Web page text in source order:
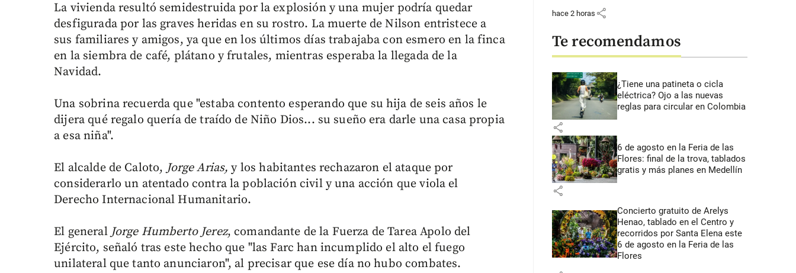
La vivienda resultó semidestruida por la explosión y una mujer podría quedar
desfigurada por las graves heridas en su rostro. La muerte de Nilson entristece a
sus familiares y amigos, ya que en los últimos días trabajaba con esmero en la finca
en la siembra de café, plátano y frutales, mientras esperaba la llegada de la
Navidad.
Una sobrina recuerda que "estaba contento esperando que su hija de seis años le
dijera qué regalo quería de traído de Niño Dios... su sueño era darle una casa propia
a esa niña".
El alcalde de Caloto,Jorge Arias,y los habitantes rechazaron el ataque por
considerarlo un atentado contra la población civil y una acción que viola el
Derecho Internacional Humanitario.
El generalJorge Humberto Jerez, comandante de la Fuerza de Tarea Apolo del
Ejército, señaló tras este hecho que "las Farc han incumplido el alto el fuego
unilateral que tanto anunciaron", al precisar que ese día no hubo combates.
hace 2 horas share
Te recomendamos
¿Tiene una patineta o cicla
eléctrica? Ojo a las nuevas
reglas para circular en Colombia
share
6 de agosto en la Feria de las
Flores: final de la trova, tablados
gratis y más planes en Medellín
share
Concierto gratuito de Arelys
Henao, tablado en el Centro y
recorridos por Santa Elena este
6 de agosto en la Feria de las
Flores